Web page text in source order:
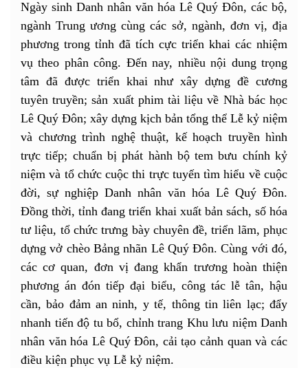
Ngày sinh Danh nhân văn hóa Lê Quý Đôn, các bộ,
ngành Trung ương cùng các sở, ngành, đơn vị, địa
phương trong tỉnh đã tích cực triển khai các nhiệm
vụ theo phân công. Đến nay, nhiều nội dung trọng
tâm đã được triển khai như xây dựng đề cương
tuyên truyền; sản xuất phim tài liệu về Nhà bác học
Lê Quý Đôn; xây dựng kịch bản tổng thể Lễ kỷ niệm
và chương trình nghệ thuật, kế hoạch truyền hình
trực tiếp; chuẩn bị phát hành bộ tem bưu chính kỷ
niệm và tổ chức cuộc thi trực tuyến tìm hiểu về cuộc
đời, sự nghiệp Danh nhân văn hóa Lê Quý Đôn.
Đồng thời, tỉnh đang triển khai xuất bản sách, số hóa
tư liệu, tổ chức trưng bày chuyên đề, triển lãm, phục
dựng vở chèo Bảng nhãn Lê Quý Đôn. Cùng với đó,
các cơ quan, đơn vị đang khẩn trương hoàn thiện
phương án đón tiếp đại biểu, công tác lễ tân, hậu
cần, bảo đảm an ninh, y tế, thông tin liên lạc; đẩy
nhanh tiến độ tu bổ, chỉnh trang Khu lưu niệm Danh
nhân văn hóa Lê Quý Đôn, cải tạo cảnh quan và các
điều kiện phục vụ Lễ kỷ niệm.